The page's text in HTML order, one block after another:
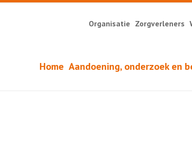
Home Aandoening, onderzoek en
Organisatie Zorgverleners